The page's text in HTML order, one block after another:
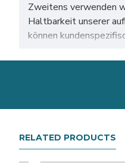
Zweitens verwenden
Haltbarkeit unserer
können
Unser 10 m bahnsteig
RELATED PRODUCTS